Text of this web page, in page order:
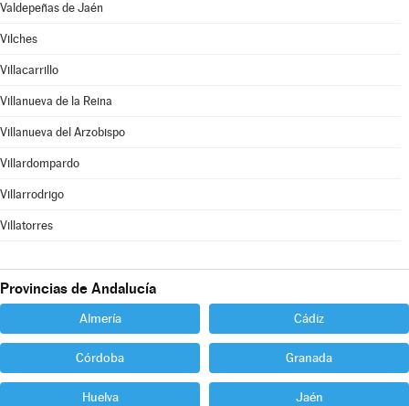
Valdepeñas de Jaén
Vilches
Villacarrillo
Villanueva de la Reina
Villanueva del Arzobispo
Villardompardo
Villarrodrigo
Villatorres
Provincias de Andalucía
Almería Cádiz
Córdoba Granada
Huelva Jaén